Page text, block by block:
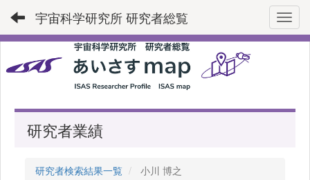
宇宙科学研究所 研究者総覧
研究者業績
研究者検索結果一覧 小川 博之